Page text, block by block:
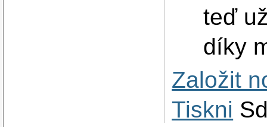
teď
díky
Založit
Tiskni